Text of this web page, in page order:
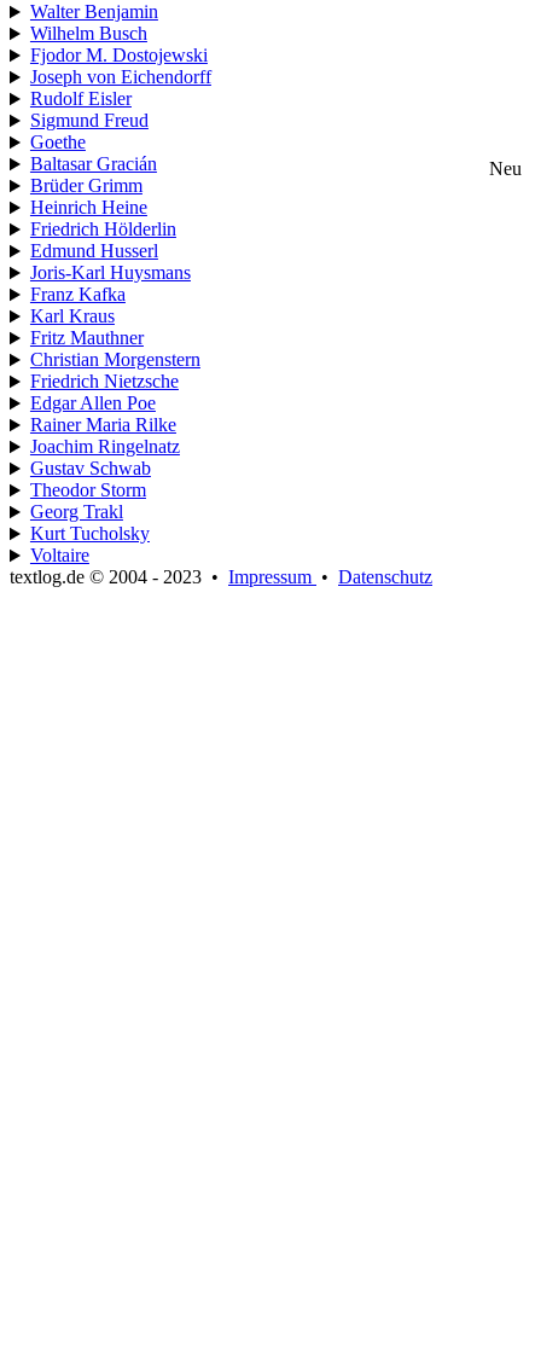
Walter Benjamin
Wilhelm Busch
Fjodor M. Dostojewski
Joseph von Eichendorff
Rudolf Eisler
Sigmund Freud
Goethe
Baltasar Gracián
Neu
Brüder Grimm
Heinrich Heine
Friedrich Hölderlin
Edmund Husserl
Joris-Karl Huysmans
Franz Kafka
Karl Kraus
Fritz Mauthner
Christian Morgenstern
Friedrich Nietzsche
Edgar Allen Poe
Rainer Maria Rilke
Joachim Ringelnatz
Gustav Schwab
Theodor Storm
Georg Trakl
Kurt Tucholsky
Voltaire
textlog.de © 2004 - 2023 • Impressum • Datenschutz